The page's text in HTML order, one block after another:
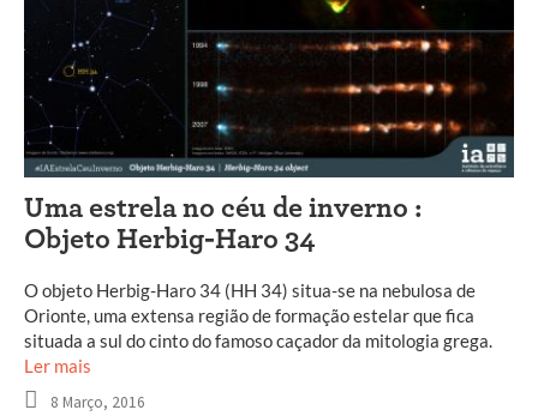
Uma estrela no céu de inverno :
Objeto Herbig-Haro 34
O objeto Herbig-Haro 34 (HH 34) situa-se na nebulosa de
Orionte, uma extensa região de formação estelar que fica
situada a sul do cinto do famoso caçador da mitologia grega.
Ler mais
8 Março, 2016